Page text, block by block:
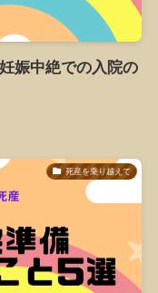
娠中絶での入院の
死産を乗り越えて